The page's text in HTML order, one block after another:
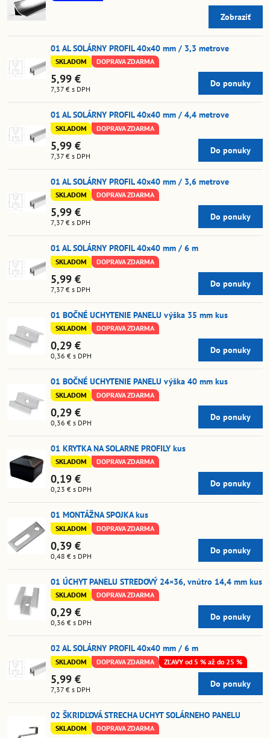
Zobraziť
01 AL SOLÁRNY PROFIL 40x40 mm / 3,3 metrove
SKLADOM DOPRAVA ZDARMA
5,99 €
7,37 € s DPH
Do ponuky
01 AL SOLÁRNY PROFIL 40x40 mm / 4,4 metrove
SKLADOM DOPRAVA ZDARMA
5,99 €
7,37 € s DPH
Do ponuky
01 AL SOLÁRNY PROFIL 40x40 mm / 3,6 metrove
SKLADOM DOPRAVA ZDARMA
5,99 €
7,37 € s DPH
Do ponuky
01 AL SOLÁRNY PROFIL 40x40 mm / 6 m
SKLADOM DOPRAVA ZDARMA
5,99 €
7,37 € s DPH
Do ponuky
01 BOČNÉ UCHYTENIE PANELU výška 35 mm kus
SKLADOM DOPRAVA ZDARMA
0,29 €
0,36 € s DPH
Do ponuky
01 BOČNÉ UCHYTENIE PANELU výška 40 mm kus
SKLADOM DOPRAVA ZDARMA
0,29 €
0,36 € s DPH
Do ponuky
01 KRYTKA NA SOLARNE PROFILY kus
SKLADOM DOPRAVA ZDARMA
0,19 €
0,23 € s DPH
Do ponuky
01 MONTÁŽNA SPOJKA kus
SKLADOM DOPRAVA ZDARMA
0,39 €
0,48 € s DPH
Do ponuky
01 ÚCHYT PANELU STREDOVÝ 24×36, vnútro 14,4 mm kus
SKLADOM DOPRAVA ZDARMA
0,29 €
0,36 € s DPH
Do ponuky
02 AL SOLÁRNY PROFIL 40x40 mm / 6 m
SKLADOM DOPRAVA ZDARMA ZĽAVY od 5 % až do 25 %
5,99 €
7,37 € s DPH
Do ponuky
02 ŠKRIDĽOVÁ STRECHA UCHYT SOLÁRNEHO PANELU
SKLADOM DOPRAVA ZDARMA